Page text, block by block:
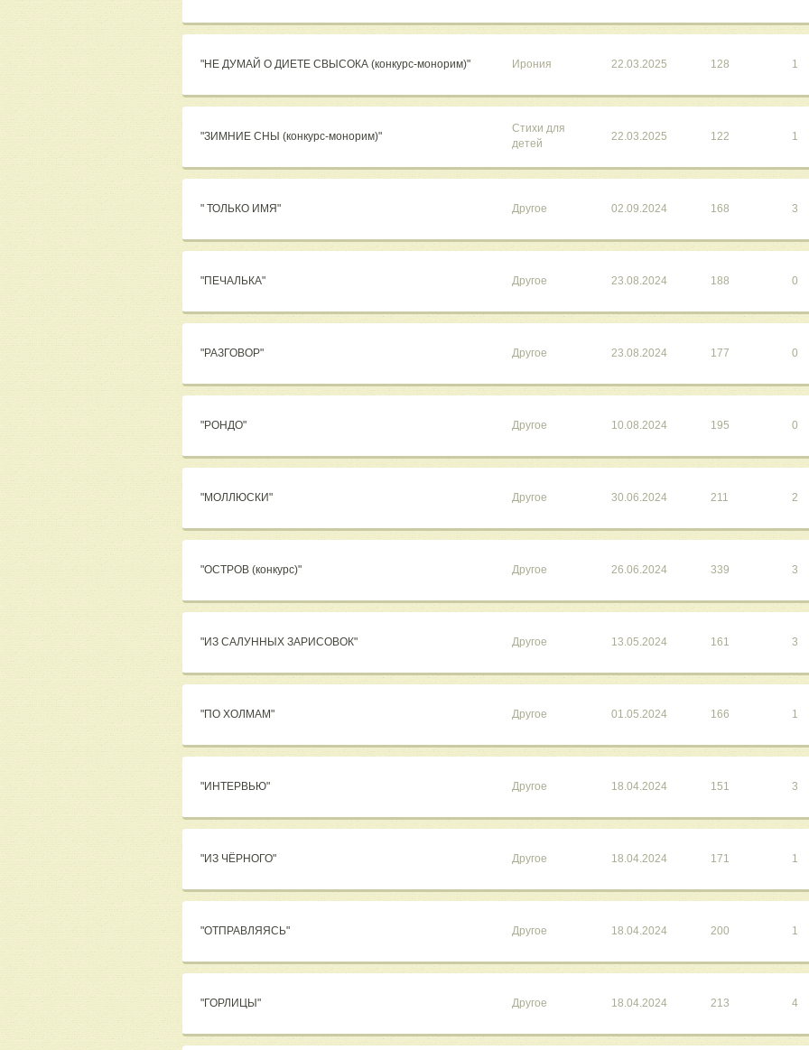
"НЕ ДУМАЙ О ДИЕТЕ СВЫСОКА (конкурс-монорим)" Ирония 22.03.2025 128 1
"ЗИМНИЕ СНЫ (конкурс-монорим)"
Стихи для
детей
22.03.2025 122 1
" ТОЛЬКО ИМЯ" Другое 02.09.2024 168 3
"ПЕЧАЛЬКА" Другое 23.08.2024 188 0
"РАЗГОВОР" Другое 23.08.2024 177 0
"РОНДО" Другое 10.08.2024 195 0
"МОЛЛЮСКИ" Другое 30.06.2024 211 2
"ОСТРОВ (конкурс)" Другое 26.06.2024 339 3
"ИЗ САЛУННЫХ ЗАРИСОВОК" Другое 13.05.2024 161 3
"ПО ХОЛМАМ" Другое 01.05.2024 166 1
"ИНТЕРВЬЮ" Другое 18.04.2024 151 3
"ИЗ ЧЁРНОГО" Другое 18.04.2024 171 1
"ОТПРАВЛЯЯСЬ" Другое 18.04.2024 200 1
"ГОРЛИЦЫ" Другое 18.04.2024 213 4